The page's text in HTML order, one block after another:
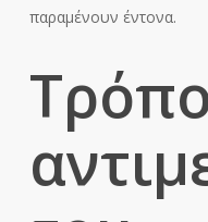
παραμένουν έντονα.